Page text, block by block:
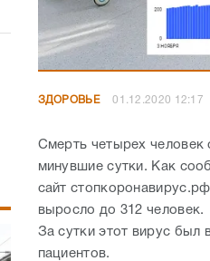
ЗДОРОВЬЕ 01.12.2020 12:17
Смерть четырех человек
минувшие сутки. Как
сайт
выросло до 312 человек.
За сутки этот вирус был
пациентов.